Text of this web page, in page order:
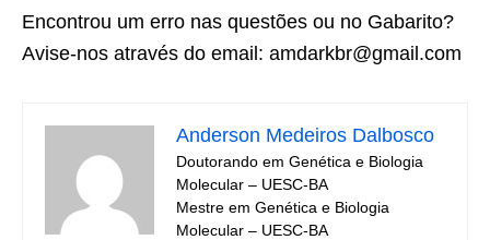
Encontrou um erro nas questões ou no Gabarito?
Avise-nos através do email: amdarkbr@gmail.com
Anderson Medeiros Dalbosco
Doutorando em Genética e Biologia
Molecular – UESC-BA
Mestre em Genética e Biologia
Molecular – UESC-BA